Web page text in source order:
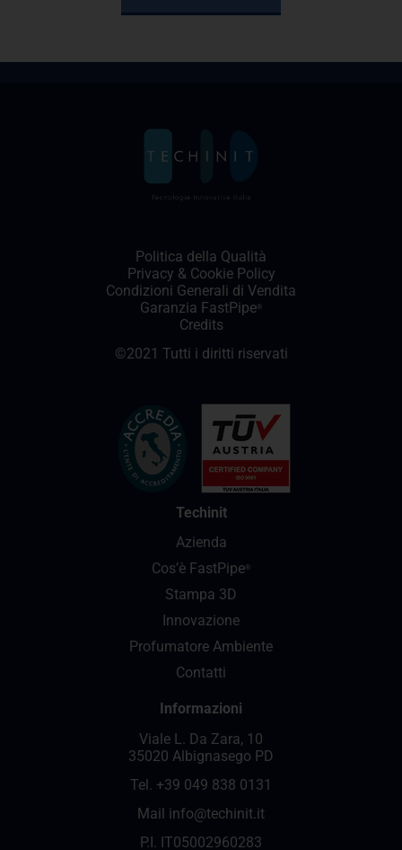
Politica della Qualità
Privacy & Cookie Policy
Condizioni Generali di Vendita
Garanzia FastPipe ®
Credits
©2021 Tutti i diritti riservati
Techinit
Azienda
Cos’è FastPipe ®
Stampa 3D
Innovazione
Profumatore Ambiente
Contatti
Informazioni
Viale L. Da Zara, 10
35020 Albignasego PD
Tel. +39 049 838 0131
Mail info@techinit.it
P.I. IT05002960283